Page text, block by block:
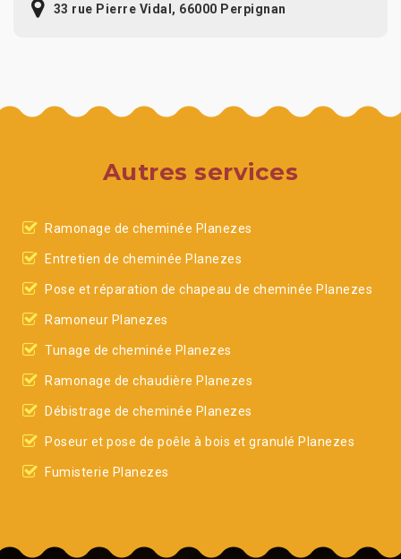
33 rue Pierre Vidal, 66000 Perpignan
Autres services
Ramonage de cheminée Planezes
Entretien de cheminée Planezes
Pose et réparation de chapeau de cheminée Planezes
Ramoneur Planezes
Tunage de cheminée Planezes
Ramonage de chaudière Planezes
Débistrage de cheminée Planezes
Poseur et pose de poêle à bois et granulé Planezes
Fumisterie Planezes